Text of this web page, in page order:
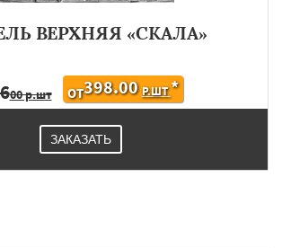
ВЕРХНЯЯ «СКАЛА»
00 р.шт ОТ398.00 Р.ШТ*
ЗАКАЗАТЬ